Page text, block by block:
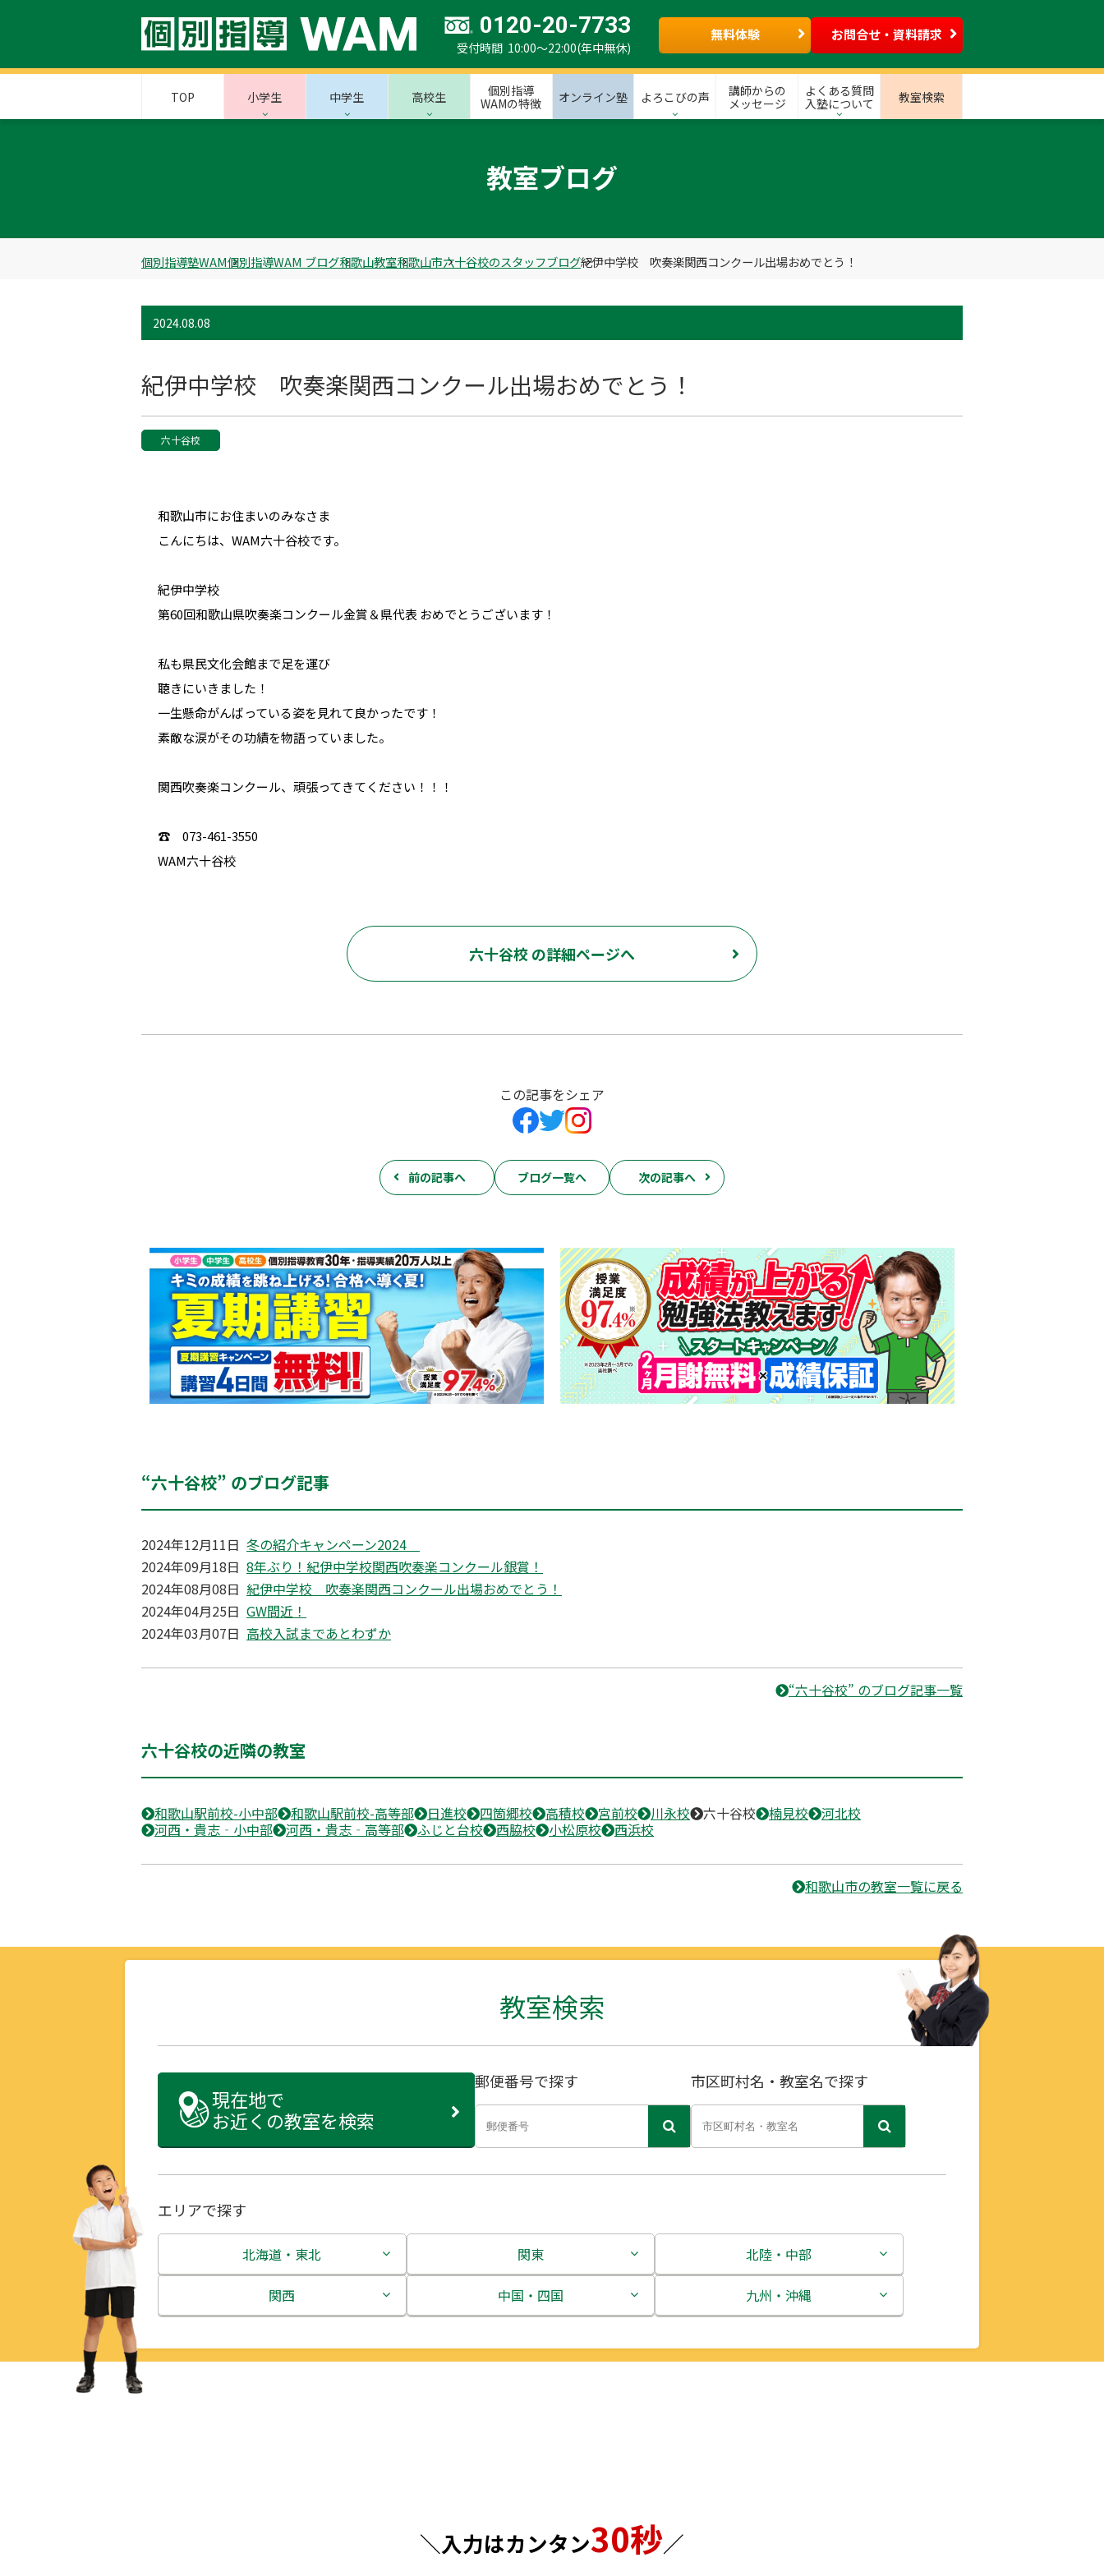
0120-20-7733
受付時間 10:00～22:00(年中無休)
無料体験 お問合せ・資料請求
TOP 小学生 中学生 高校生
個別指導
WAMの特徴
オンライン塾 よろこびの声
講師からの
メッセージ
よくある質問
入塾について
教室検索
教室ブログ
個別指導塾WAM個別指導WAM ブログ和歌山教室和歌山市六十谷校のスタッフブログ紀伊中学校 吹奏楽関西コンクール出場おめでとう！
2024.08.08
紀伊中学校 吹奏楽関西コンクール出場おめでとう！
六十谷校
和歌山市にお住まいのみなさま
こんにちは、 WAM六十谷校です。
紀伊中学校
第60回和歌山県吹奏楽コンクール金賞＆県代表 おめでとうございます！
私も県民文化会館まで足を運び
聴きにいきました！
一生懸命がんばっている姿を見れて良かったです！
素敵な涙がその功績を物語っていました。
関西吹奏楽コンクール、頑張ってきてください！！！
☎ 073-461-3550
WAM六十谷校
六十谷校 の詳細ページへ
この記事をシェア
前の記事へ ブログ一覧へ 次の記事へ
“六十谷校” のブログ記事
2024年12月11日 冬の紹介キャンペーン2024
2024年09月18日 8年ぶり！紀伊中学校関西吹奏楽コンクール銀賞！
2024年08月08日 紀伊中学校 吹奏楽関西コンクール出場おめでとう！
2024年04月25日 GW間近！
2024年03月07日 高校入試まであとわずか
“六十谷校” のブログ記事一覧
六十谷校の近隣の教室
和歌山駅前校-小中部 和歌山駅前校-高等部 日進校 四箇郷校 高積校 宮前校 川永校 六十谷校 楠見校
河北校
河西・貴志‐小中部
河西・貴志‐高等部 ふじと台校 西脇校 小松原校 西浜校
和歌山市の教室一覧に戻る
教室検索
現在地で
お近くの教室を検索
郵便番号で探す 市区町村名・教室名で探す
エリアで探す
北海道・東北
北海道
関東
茨城県
神奈川県
北陸・中部
新潟県
関西
中国・四国
徳島県
九州・沖縄
＼入力はカンタン30秒／